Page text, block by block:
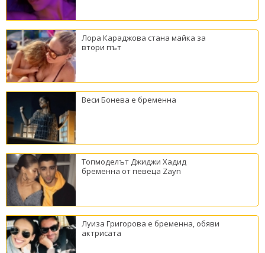
Лора Караджова стана майка за
втори път
Веси Бонева е бременна
Топмоделът Джиджи Хадид
бременна от певеца Zayn
Луиза Григорова е бременна, обяви
актрисата